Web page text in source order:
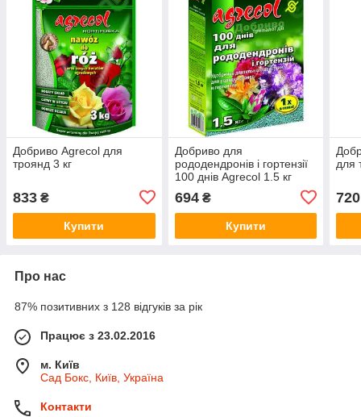
Добриво Agrecol для
троянд 3 кг
833 ₴
Купити
Добриво для
рододендронів і гортензії
100 днів Agrecol 1.5 кг
694₴
Купити
для
720
Про нас
87% позитивних з 128 відгуків за рік
Працює з 23.02.2016
м. Київ
Сад Бокс, Київ, Україна
Контакти